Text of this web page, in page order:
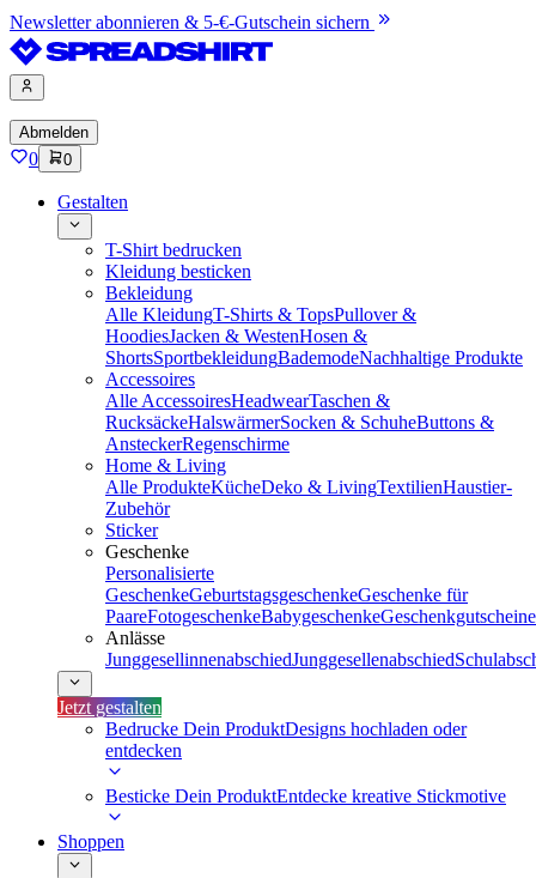
Newsletter abonnieren & 5-€-Gutschein sichern
Abmelden
0 0
Gestalten
T-Shirt bedrucken
Kleidung besticken
Bekleidung
Alle KleidungT-Shirts & TopsPullover &
HoodiesJacken & WestenHosen &
ShortsSportbekleidungBademodeNachhaltige Produkte
Accessoires
Alle AccessoiresHeadwearTaschen &
RucksäckeHalswärmerSocken & SchuheButtons &
AnsteckerRegenschirme
Home & Living
Alle ProdukteKücheDeko & LivingTextilienHaustier-
Zubehör
Sticker
Geschenke
Personalisierte
GeschenkeGeburtstagsgeschenkeGeschenke für
PaareFotogeschenkeBabygeschenkeGeschenkgutscheine
Anlässe
JunggesellinnenabschiedJunggesellenabschied
Jetzt gestalten
Bedrucke Dein ProduktDesigns hochladen oder
entdecken
Besticke Dein ProduktEntdecke kreative Stickmotive
Shoppen